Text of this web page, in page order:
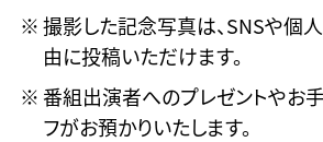
撮影した記念写真は、SNSや個
由に投稿いただけます。
番組出演者へのプレゼントやお
フがお預かりいたします。